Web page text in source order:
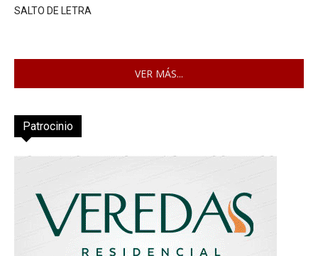
SALTO DE LETRA
VER MÁS...
Patrocinio